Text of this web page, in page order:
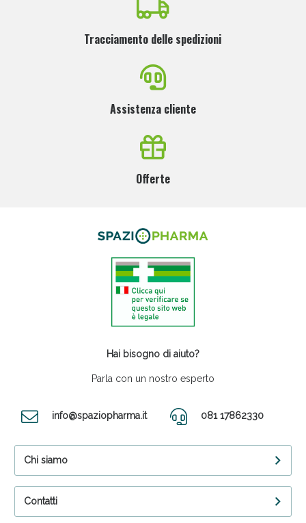
Tracciamento delle spedizioni
Assistenza cliente
Offerte
Hai bisogno di aiuto?
Parla con un nostro esperto
info@spaziopharma.it 081 17862330
Chi siamo
Contatti